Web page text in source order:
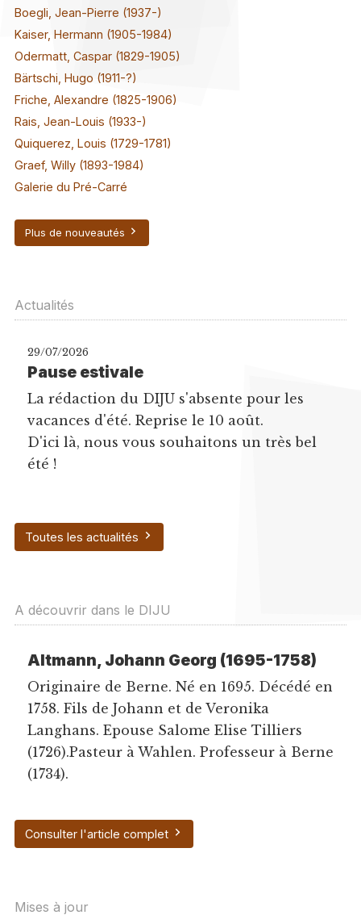
Boegli, Jean-Pierre (1937-)
Kaiser, Hermann (1905-1984)
Odermatt, Caspar (1829-1905)
Bärtschi, Hugo (1911-?)
Friche, Alexandre (1825-1906)
Rais, Jean-Louis (1933-)
Quiquerez, Louis (1729-1781)
Graef, Willy (1893-1984)
Galerie du Pré-Carré
Plus de nouveautés
Actualités
29/07/2026
Pause estivale
La rédaction du DIJU s'absente pour les
vacances d'été. Reprise le 10 août.
D'ici là, nous vous souhaitons un très bel
été !
Toutes les actualités
A découvrir dans le DIJU
Altmann, Johann Georg (1695-1758)
Originaire de Berne. Né en 1695. Décédé en
1758. Fils de Johann et de Veronika
Langhans. Epouse Salome Elise Tilliers
(1726).Pasteur à Wahlen. Professeur à Berne
(1734).
Consulter l'article complet
Mises à jour